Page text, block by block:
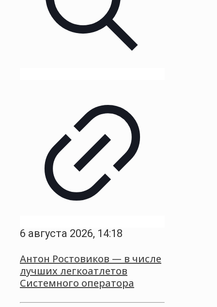
6 августа 2026, 14:18
Антон Ростовиков — в числе
лучших легкоатлетов
Системного оператора